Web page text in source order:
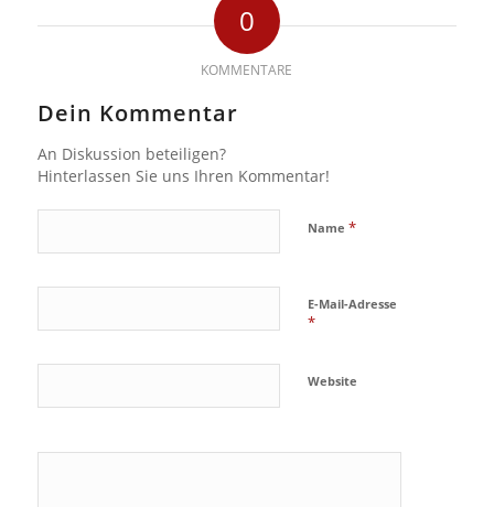
0
KOMMENTARE
Dein Kommentar
An Diskussion beteiligen?
Hinterlassen Sie uns Ihren Kommentar!
Name *
E-Mail-Adresse
*
Website